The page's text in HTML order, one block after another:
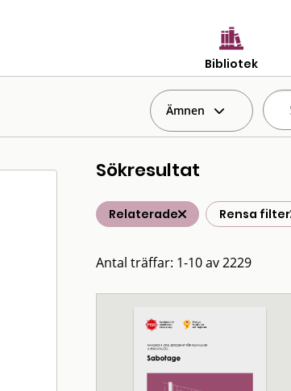
Bibliotek
Ämnen
Sökresultat
Relaterade Rensa filter
Antal träffar: 1-10 av 2229